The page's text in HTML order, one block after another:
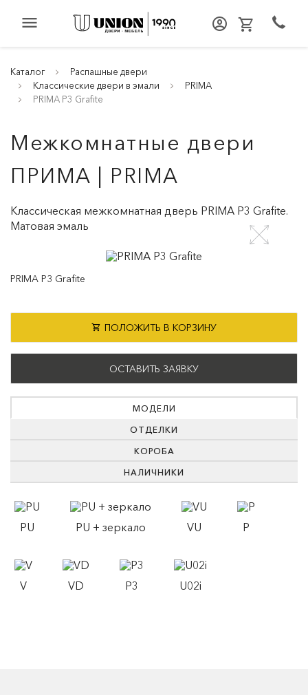
menu
Каталог
Распашные двери
Классические двери в эмали
PRIMA
PRIMA P3 Grafite
Межкомнатные двери
ПРИМА | PRIMA
Классическая межкомнатная дверь PRIMA P3 Grafite.
Матовая эмаль
PRIMA P3 Grafite
ПОЛОЖИТЬ В КОРЗИНУ
ОСТАВИТЬ ЗАЯВКУ
МОДЕЛИ
ОТДЕЛКИ
КОРОБА
НАЛИЧНИКИ
PU PU + зеркало VU P
V VD P3 U02i